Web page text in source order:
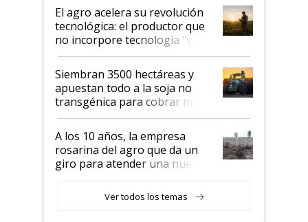
El agro acelera su revolución
tecnológica: el productor que
no incorpore tecnología "va a
perder el tren"
Siembran 3500 hectáreas y
apuestan todo a la soja no
transgénica para cobrar más
por tonelada: compraron un
semillero
A los 10 años, la empresa
rosarina del agro que da un
giro para atender una nueva
Ver todos los temas